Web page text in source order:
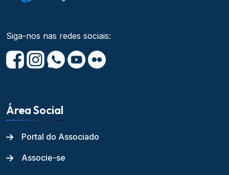
Siga-nos nas redes sociais:
Área Social
Portal do Associado
Associe-se